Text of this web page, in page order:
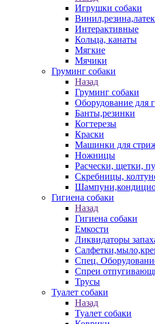
Игрушки собаки
Интерактивные
Кольца, канаты
Мягкие
Мячики
Груминг собаки
Назад
Груминг собаки
Оборудование для
Банты,резинки
Когтерезы
Краски
Машинки для
Ножницы
Расчески, щетки,
Скребницы,
Гигиена собаки
Назад
Гигиена собаки
Емкости
Ликвидаторы
Спец.
Спреи
Трусы
Туалет собаки
Назад
Туалет собаки